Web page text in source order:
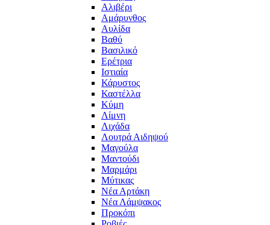
Αλιβέρι
Αμάρυνθος
Αυλίδα
Βαθύ
Βασιλικό
Ερέτρια
Ιστιαία
Κάρυστος
Καστέλλα
Κύμη
Λίμνη
Λιχάδα
Λουτρά Αιδηψού
Μαγούλα
Μαντούδι
Μαρμάρι
Μύτικας
Νέα Αρτάκη
Νέα Λάμψακος
Προκόπι